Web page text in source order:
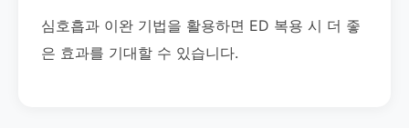
심호흡과 이완 기법을 활용하면 ED 복용 시 더 좋
은 효과를 기대할 수 있습니다.